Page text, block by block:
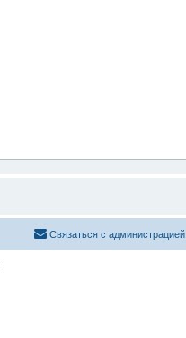
Связаться с администрацией